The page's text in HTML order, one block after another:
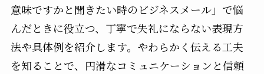
意味ですかと聞きたい時のビジネスメール」で悩
んだときに役立つ、丁寧で失礼にならない表現方
法や具体例を紹介します。やわらかく伝える工夫
を知ることで、円滑なコミュニケーションと信頼